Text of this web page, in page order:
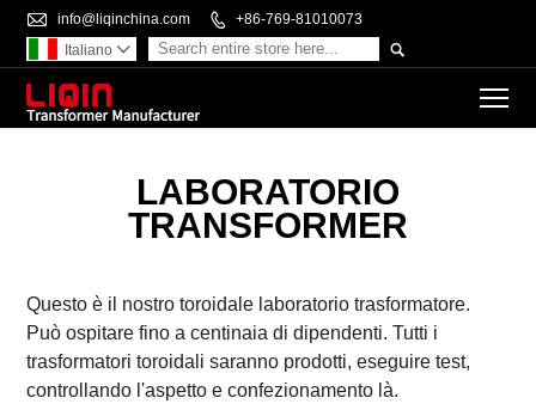
 info@liqinchina.com  +86-769-81010073

Italiano 
LABORATORIO
TRANSFORMER
Questo è il nostro toroidale laboratorio trasformatore.
Può ospitare fino a centinaia di dipendenti.Tutti i
trasformatori toroidali saranno prodotti, eseguire test,
controllando l'aspetto e confezionamento là.